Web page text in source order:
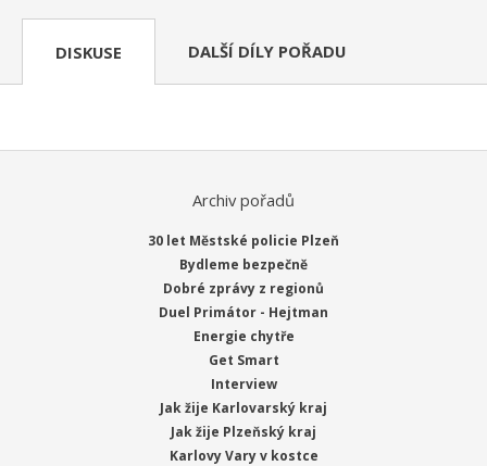
DISKUSE DALŠÍ DÍLY POŘADU
Archiv pořadů
30 let Městské policie Plzeň
Bydleme bezpečně
Dobré zprávy z regionů
Duel Primátor - Hejtman
Energie chytře
Get Smart
Interview
Jak žije Karlovarský kraj
Jak žije Plzeňský kraj
Karlovy Vary v kostce